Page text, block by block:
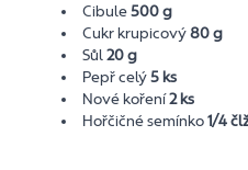
Cibule500 g
Cukr krupicový80 g
Sůl20 g
Pepř celý5 ks
Nové koření2 ks
Hořčičné semínko1/4